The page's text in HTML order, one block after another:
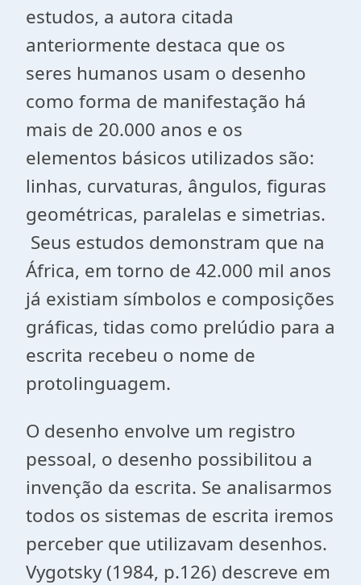
estudos, a autora citada
anteriormente destaca que os
seres humanos usam o desenho
como forma de manifestação há
mais de 20.000 anos e os
elementos básicos utilizados são:
linhas, curvaturas, ângulos, figuras
geométricas, paralelas e simetrias.
Seus estudos demonstram que na
África, em torno de 42.000 mil anos
já existiam símbolos e composições
gráficas, tidas como prelúdio para a
escrita recebeu o nome de
protolinguagem.
O desenho envolve um registro
pessoal, o desenho possibilitou a
invenção da escrita. Se analisarmos
todos os sistemas de escrita iremos
perceber que utilizavam desenhos.
Vygotsky (1984, p.126) descreve em